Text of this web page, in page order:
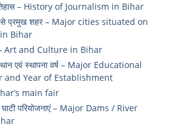
इतिहास – History of Journalism in Bihar
बसे प्रमुख शहर – Major cities situated on
Bihar
– Art and Culture in Bihar
एवं स्थापना वर्ष – Major Educational
Year of Establishment
main fair
घाटी परियोजनाएं – Major Dams / River